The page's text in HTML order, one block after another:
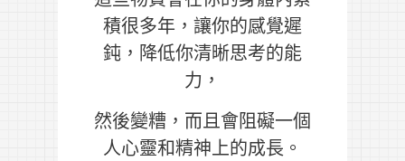
積很多年，讓你的感覺遲
鈍，降低你清晰思考的能
力，
然後變糟，而且會阻礙一個
人心靈和精神上的成長。